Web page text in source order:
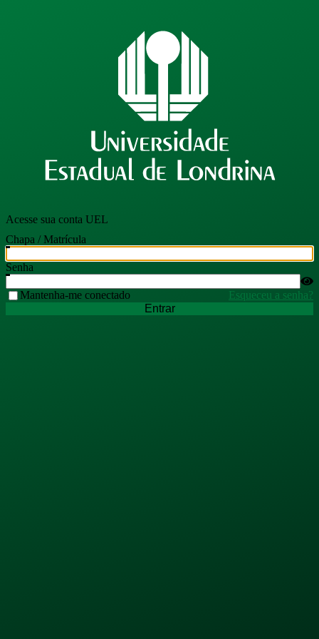
Acesse sua conta UEL
Chapa / Matrícula
Senha
Mantenha-me conectado
Esqueceu a senha?
Entrar